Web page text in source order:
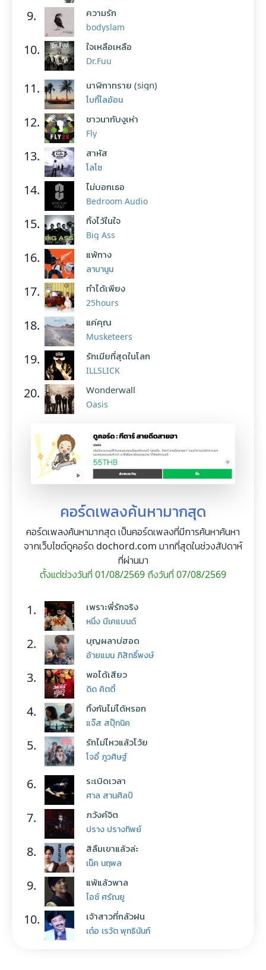
9. ความรัก
bodyslam
10. ใจเหลือเหลือ
Dr.Fuu
11. นาฬิกาทราย (sign)
โบกี้ไลอ้อน
12. ชาวนากับงูเห่า
Fly
13. สาหัส
โลโซ
14. ไม่บอกเธอ
Bedroom Audio
15. ทิ้งไว้ในใจ
Big Ass
16. แพ้ทาง
ลาบานูน
17. ทำได้เพียง
25hours
18. แค่คุณ
Musketeers
19. รักเมียที่สุดในโลก
ILLSLICK
20. Wonderwall
Oasis
คอร์ดเพลงค้นหามากสุด
คอร์ดเพลงค้นหามากสุด เป็นคอร์ดเพลงที่มีการค้นหาค้นหา
จากเว็บไซต์ดูคอร์ด dochord.com มากที่สุดในช่วงสัปดาห์
ที่ผ่านมา
ตั้งแต่ช่วงวันที่ 01/08/2569 ถึงวันที่ 07/08/2569
1. เพราะพี่รักจริง
หนึ่ง บีเคแบนด์
2. บุญผลาบ่ฮอด
อ้ายแมน ภิสิทธิ์พงษ์
3. พอได้เสียว
ดิด คิตตี้
4. ทิ้งกันไม่ได้หรอก
แจ๊ส สปุ๊กนิค
5. รักไม่ไหวแล้วโว้ย
โจอี้ ภูวศิษฐ์
6. ระเบิดเวลา
ศาล สานศิลป์
7. ภวังค์จิต
ปราง ปรางทิพย์
8. สิลืมเขาแล้วล่ะ
เน็ค นฤพล
9. แพ้แล้วพาล
ไอซ์ ศรัณยู
10. เจ้าสาวที่กลัวฝน
เต๋อ เรวัต พุทธินันท์